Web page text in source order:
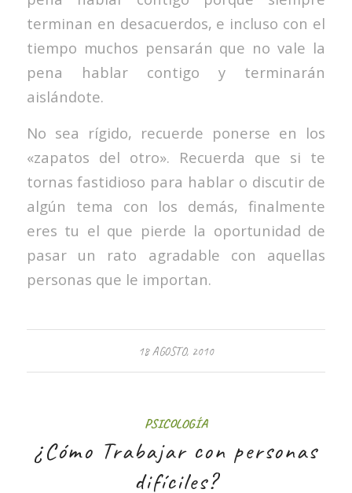
terminan en desacuerdos, e incluso con el
tiempo muchos pensarán que no vale la
pena hablar contigo y terminarán
aislándote.
No sea rígido, recuerde ponerse en los
«zapatos del otro». Recuerda que si te
tornas fastidioso para hablar o discutir de
algún tema con los demás, finalmente
eres tu el que pierde la oportunidad de
pasar un rato agradable con aquellas
personas que le importan.
18 AGOSTO, 2010
PSICOLOGÍA
¿Cómo Trabajar con personas
difíciles?